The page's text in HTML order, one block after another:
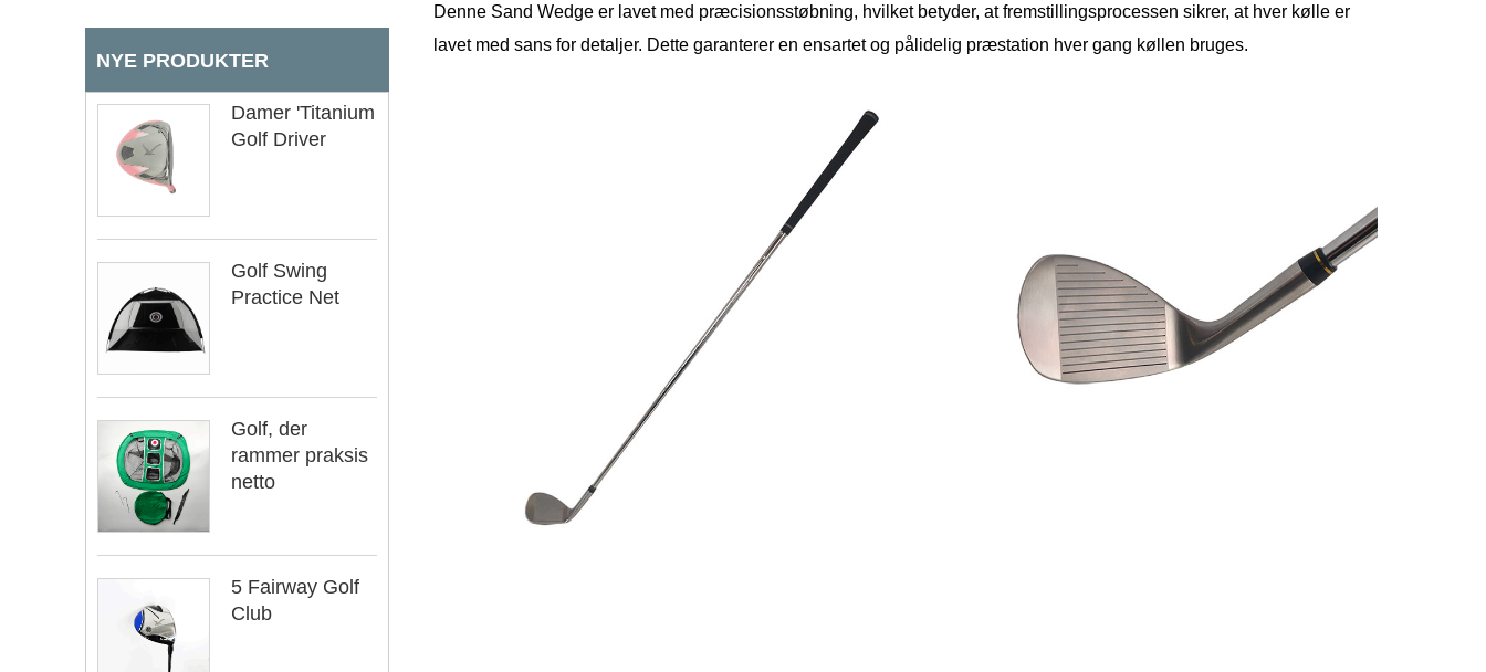
NYE PRODUKTER
Damer 'Titanium
Golf Driver
Golf Swing
Practice Net
Golf, der
rammer praksis
netto
5 Fairway Golf
Club
Denne Sand Wedge er lavet med præcisionsstøbning, hvilket betyder, at fremstillingsprocessen sikrer, at hver kølle er
lavet med sans for detaljer. Dette garanterer en ensartet og pålidelig præstation hver gang køllen bruges.